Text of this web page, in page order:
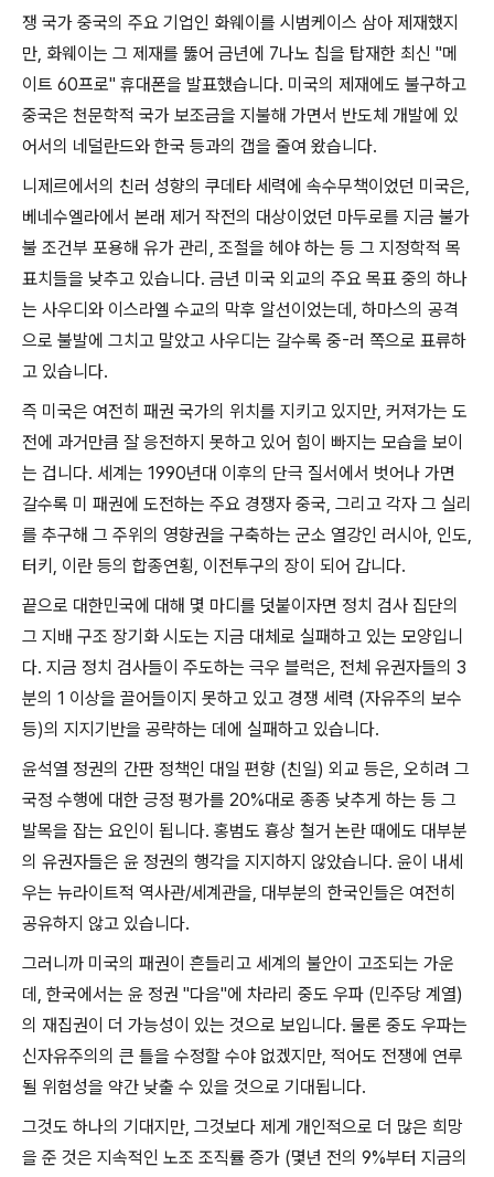
쟁 국가 중국의 주요 기업인 화웨이를 시범케이스 삼아 제재했지
만, 화웨이는 그 제재를 뚫어 금년에 7나노 칩을 탑재한 최신 "메
이트 60프로" 휴대폰을 발표했습니다. 미국의 제재에도 불구하고
중국은 천문학적 국가 보조금을 지불해 가면서 반도체 개발에 있
어서의 네덜란드와 한국 등과의 갭을 줄여 왔습니다.
니제르에서의 친러 성향의 쿠데타 세력에 속수무책이었던 미국은,
베네수엘라에서 본래 제거 작전의 대상이었던 마두로를 지금 불가
불 조건부 포용해 유가 관리 , 조절을 헤야 하는 등 그 지정학적 목
표치들을 낮추고 있습니다. 금년 미국 외교의 주요 목표 중의 하나
는 사우디와 이스라엘 수교의 막후 알선이었는데 , 하마스의 공격
으로 불발에 그치고 말았고 사우디는 갈수록 중-러 쪽으로 표류하
고 있습니다.
즉 미국은 여전히 패권 국가의 위치를 지키고 있지만, 커져가는 도
전에 과거만큼 잘 응전하지 못하고 있어 힘이 빠지는 모습을 보이
는 겁니다. 세계는 1990년대 이후의 단극 질서에서 벗어나 가면
갈수록 미 패권에 도전하는 주요 경쟁자 중국, 그리고 각자 그 실리
를 추구해 그 주위의 영향권을 구축하는 군소 열강인 러시아, 인도,
터키 , 이란 등의 합종연횡, 이전투구의 장이 되어 갑니다.
끝으로 대한민국에 대해 몇 마디를 덧붙이자면 정치 검사 집단의
그 지배 구조 장기화 시도는 지금 대체로 실패하고 있는 모양입니
다. 지금 정치 검사들이 주도하는 극우 블럭은, 전체 유권자들의 3
분의 1 이상을 끌어들이지 못하고 있고 경쟁 세력 (자유주의 보수
등)의 지지기반을 공략하는 데에 실패하고 있습니다.
윤석열 정권의 간판 정책인 대일 편향 (친일) 외교 등은, 오히려 그
국정 수행에 대한 긍정 평가를 20%대로 종종 낮추게 하는 등 그
발목을 잡는 요인이 됩니다. 홍범도 흉상 철거 논란 때에도 대부분
의 유권자들은 윤 정권의 행각을 지지하지 않았습니다. 윤이 내세
우는 뉴라이트적 역사관/세계관을, 대부분의 한국인들은 여전히
공유하지 않고 있습니다.
그러니까 미국의 패권이 흔들리고 세계의 불안이 고조되는 가운
데 , 한국에서는 윤 정권 "다음"에 차라리 중도 우파 (민주당 계열)
의 재집권이 더 가능성이 있는 것으로 보입니다. 물론 중도 우파는
신자유주의의 큰 틀을 수정할 수야 없겠지만, 적어도 전쟁에 연루
될 위험성을 약간 낮출 수 있을 것으로 기대됩니다.
그것도 하나의 기대지만, 그것보다 제게 개인적으로 더 많은 희망
을 준 것은 지속적인 노조 조직률 증가 (몇년 전의 9%부터 지금의